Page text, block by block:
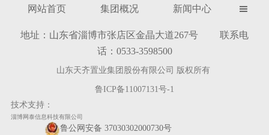
网站首页 集团概况 新闻中心 
地址：山东省淄博市张店区金晶大道267号 联系电
话：0533-3598500
山东天齐置业集团股份有限公司 版权所有
鲁ICP备11007131号-1
技术支持：
淄博网泰信息科技有限公司
鲁公网安备 37030302000730号